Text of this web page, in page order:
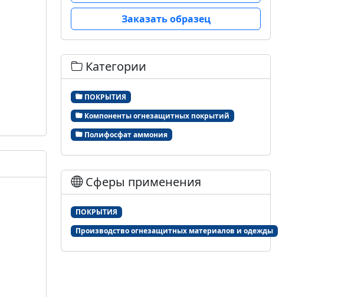
Заказать образец
Категории
ПОКРЫТИЯ
Компоненты огнезащитных покрытий
Полифосфат аммония
Сферы применения
ПОКРЫТИЯ
Производство огнезащитных материалов и одежды